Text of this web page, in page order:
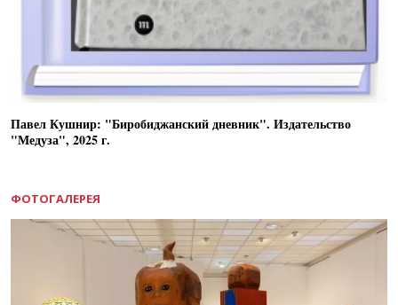
Павел Кушнир: "Биробиджанский дневник". Издательство
"Медуза", 2025 г.
ФОТОГАЛЕРЕЯ